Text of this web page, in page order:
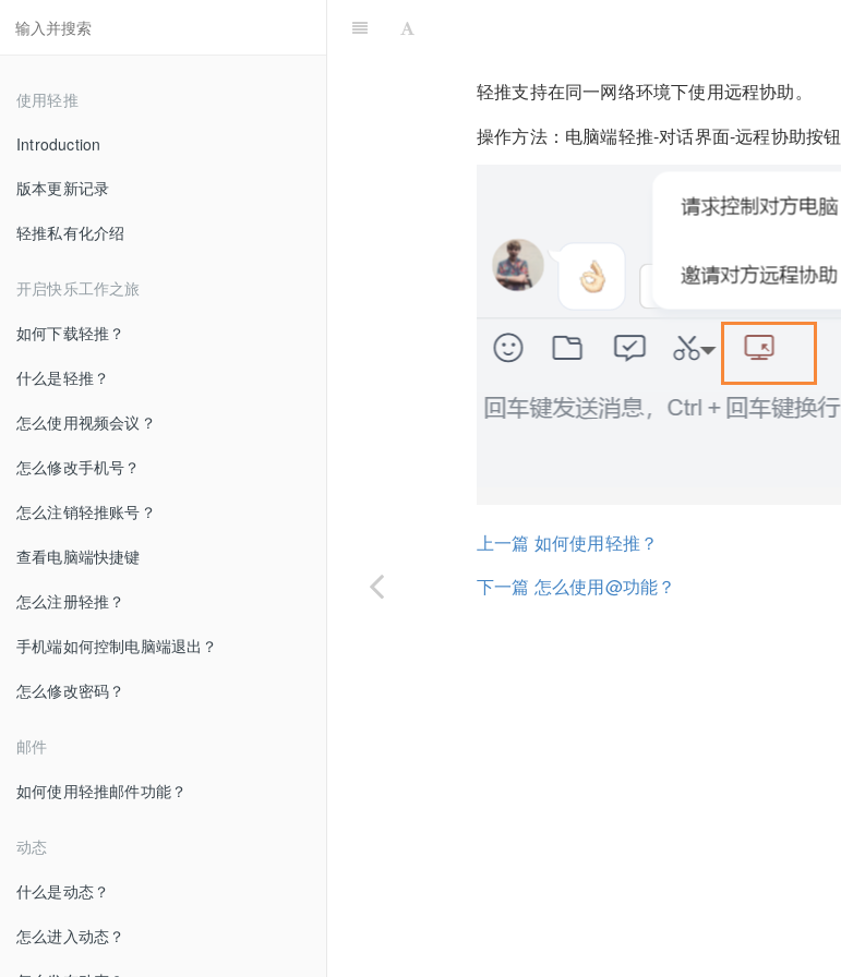
使用轻推
Introduction
版本更新记录
轻推私有化介绍
开启快乐工作之旅
如何下载轻推？
什么是轻推？
怎么使用视频会议？
怎么修改手机号？
怎么注销轻推账号？
查看电脑端快捷键
怎么注册轻推？
手机端如何控制电脑端退出？
怎么修改密码？
邮件
如何使用轻推邮件功能？
动态
什么是动态？
怎么进入动态？
轻推支持在同一网络环境下使用远程协助。
操作方法：电脑端轻推-对话界面-远程协助按
上一篇 如何使用轻推？
下一篇 怎么使用@功能？